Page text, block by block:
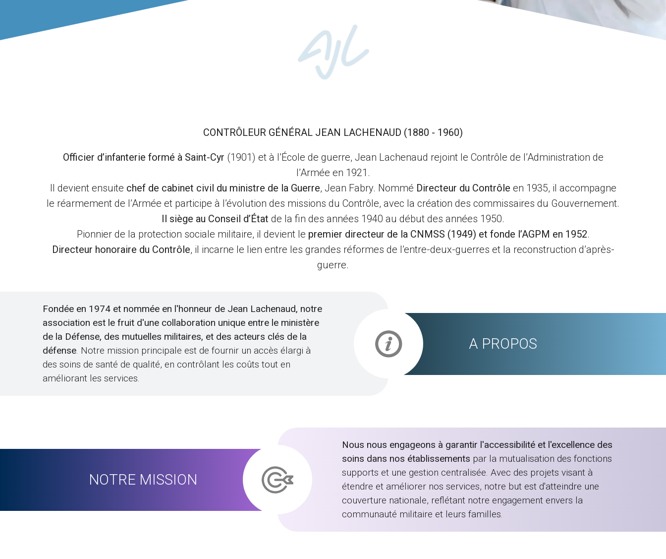
CONTRÔLEUR GÉNÉRAL JEAN LACHENAUD (1880 - 1960)
Officier d’infanterie formé à Saint-Cyr (1901) et à l’École de guerre, Jean Lachenaud rejoint le Contrôle de l’Administration de
l’Armée en 1921.
Il devient ensuite chef de cabinet civil du ministre de la Guerre, Jean Fabry. Nommé Directeur du Contrôle en 1935, il accompagne
le réarmement de l’Armée et participe à l’évolution des missions du Contrôle, avec la création des commissaires du Gouvernement.
Il siège au Conseil d’État de la fin des années 1940 au début des années 1950.
Pionnier de la protection sociale militaire, il devient le premier directeur de la CNMSS (1949) et fonde l’AGPM en 1952.
Directeur honoraire du Contrôle, il incarne le lien entre les grandes réformes de l’entre-deux-guerres et la reconstruction d’après-
guerre.
Fondée en 1974 et nommée en l'honneur de Jean Lachenaud, notre
association est le fruit d'une collaboration unique entre le ministère
de la Défense, des mutuelles militaires, et des acteurs clés de la
défense. Notre mission principale est de fournir un accès élargi à
des soins de santé de qualité, en contrôlant les coûts tout en
améliorant les services.
A PROPOS
Nous nous engageons à garantir l'accessibilité et l'excellence des
soins dans nos établissements par la mutualisation des fonctions
supports et une gestion centralisée. Avec des projets visant à
étendre et améliorer nos services, notre but est d'atteindre une
couverture nationale, reflétant notre engagement envers la
communauté militaire et leurs familles.
NOTRE MISSION